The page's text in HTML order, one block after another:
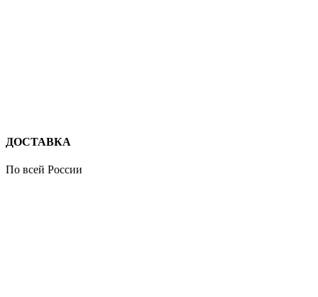
ДОСТАВКА
По всей России